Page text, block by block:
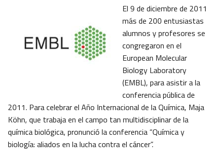
El 9 de diciembre de 2011
más de 200 entusiastas
alumnos y profesores se
congregaron en el
European Molecular
Biology Laboratory
(EMBL), para asistir a la
conferencia pública de
2011. Para celebrar el Año Internacional de la Química, Maja
Köhn, que trabaja en el campo tan multidisciplinar de la
química biológica, pronunció la conferencia “Química y
biología: aliados en la lucha contra el cáncer”.